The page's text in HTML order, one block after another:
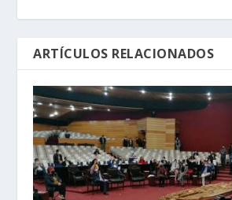
ARTÍCULOS RELACIONADOS